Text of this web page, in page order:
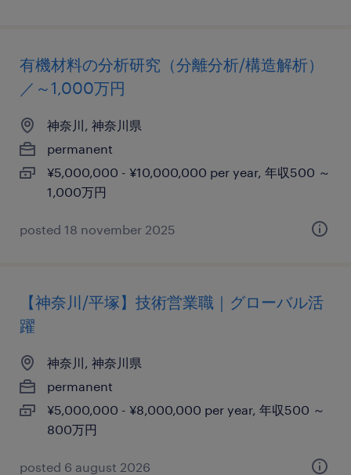
有機材料の分析研究（分離分析/構造解析）
／～1,000万円
神奈川, 神奈川県
permanent
¥5,000,000 - ¥10,000,000 per year, 年収500 ～
1,000万円
posted 18 november 2025
【神奈川/平塚】技術営業職｜グローバル活
躍
神奈川, 神奈川県
permanent
¥5,000,000 - ¥8,000,000 per year, 年収500 ～
800万円
posted 6 august 2026